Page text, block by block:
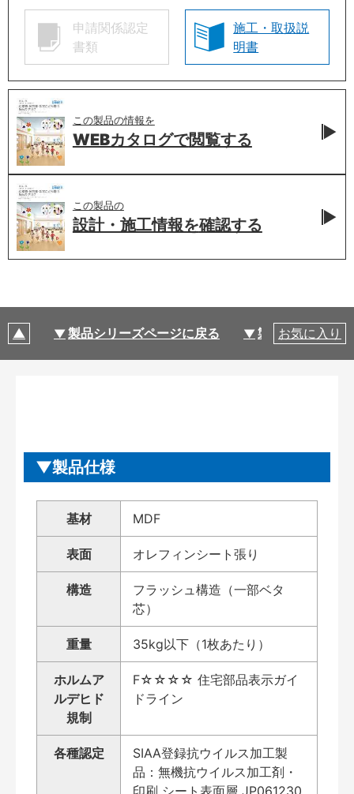
申請関係認定
書類
施工・取扱説
明書
この製品の情報を
WEBカタログで閲覧する
この製品の
設計・施工情報を確認する
製品シリーズページに戻る 製品仕様
お気に入り
製品仕様
基材 MDF
表面 オレフィンシート張り
構造
フラッシュ構造（一部ベタ
芯）
重量 35kg以下（1枚あたり）
ホルムア
ルデヒド
規制
F☆☆☆☆ 住宅部品表示ガイ
ドライン
各種認定
SIAA登録抗ウイルス加工製
品：無機抗ウイルス加工剤・
印刷 シート表面層 JP061230